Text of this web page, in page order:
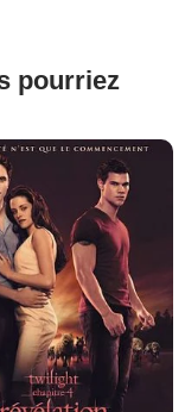
pourriez